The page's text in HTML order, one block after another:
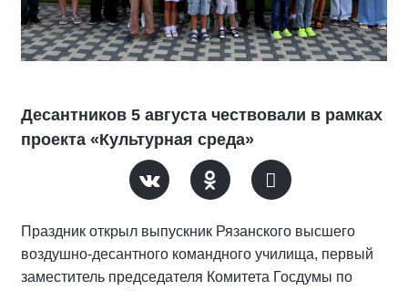
Десантников 5 августа чествовали в рамках
проекта «Культурная среда»
Праздник открыл выпускник Рязанского высшего
воздушно-десантного командного училища, первый
заместитель председателя Комитета Госдумы по